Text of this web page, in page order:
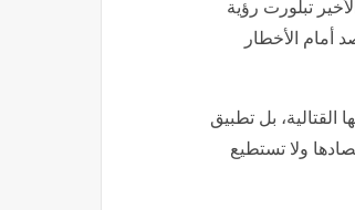
تبلورت رؤية
أمام الأخطار
بل تطبيق
ولا تستطيع